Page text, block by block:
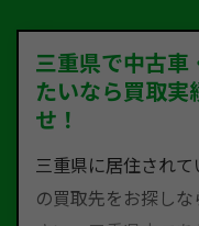
三重県で中古車
たいなら買取
せ！
三重県に居住され
の買取先をお探し